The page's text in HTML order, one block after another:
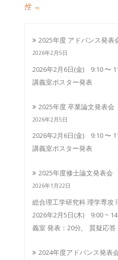
性 →
2025年度 アドバンス発表
2026年2月5日
2026年2月6日(金) 9:10 〜
講義室ポスター発表
2025年度 卒業論文発表会
2026年2月5日
2026年2月6日(金) 9:10 〜
講義室ポスター発表
2025年度修士論文発表会
2026年1月22日
総合理工学研究科 理学専攻
2026年2月5日(木) 9:00 ~
義室 発表：20分, 質疑応答
2024年度アドバンス発表